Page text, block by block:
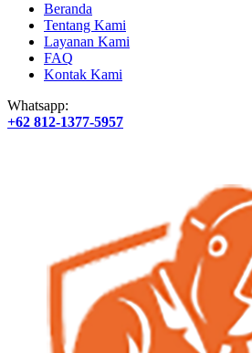
Beranda
Tentang Kami
Layanan Kami
FAQ
Kontak Kami
Whatsapp:
+62 812-1377-5957